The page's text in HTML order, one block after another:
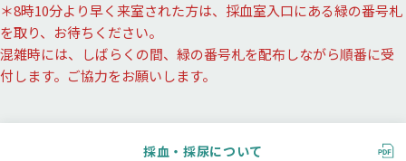
＊8時10分より早く来室された方は、採血室入口にある緑の番号札
を取り、お待ちください。
混雑時には、しばらくの間、緑の番号札を配布しながら順番に受
付します。ご協力をお願いします。
採血・採尿について